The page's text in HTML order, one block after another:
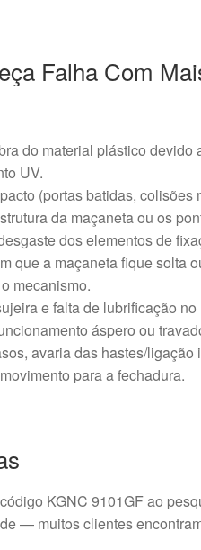
Falha Com
do material plástico devido
UV.
(portas batidas, colisões
da maçaneta ou os
dos elementos de
que a maçaneta fique solta
mecanismo.
e falta de lubrificação
áspero ou
avaria das hastes/ligação
para a fechadura.
KGNC 9101GF ao
— muitos clientes